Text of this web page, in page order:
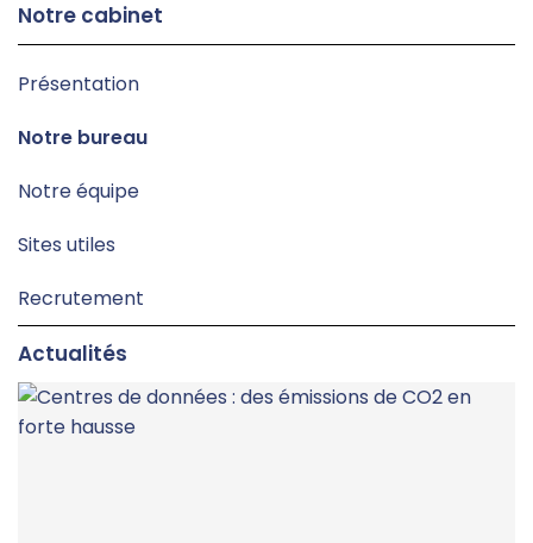
Notre cabinet
Présentation
Notre bureau
Notre équipe
Sites utiles
Recrutement
Actualités